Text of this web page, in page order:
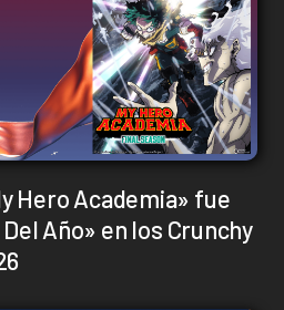
Hero Academia» fue
Año» en los Crunchy